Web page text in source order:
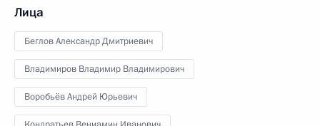
Лица
Беглов Александр Дмитриевич
Владимиров Владимир Владимирович
Воробьёв Андрей Юрьевич